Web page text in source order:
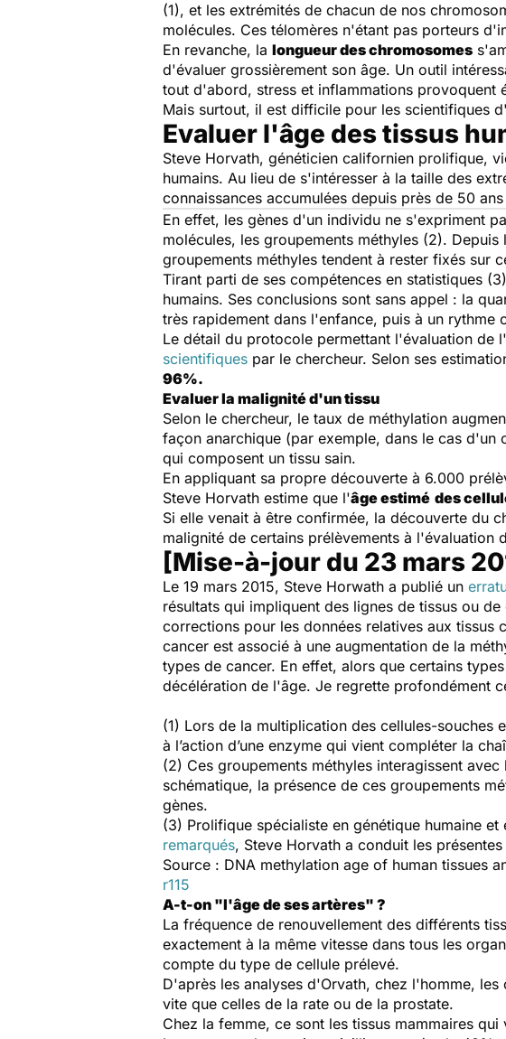
(1), et les extrémités de chacun de nos
molécules. Ces télomères n'étant pas porteurs
En revanche, la longueur des chromosomes
d'évaluer grossièrement son âge. Un outil
tout d'abord, stress et inflammations provoquent
Mais surtout, il est difficile pour les scientifiques
Evaluer l'âge des tissus
Steve Horvath, généticien californien prolifique,
humains. Au lieu de s'intéresser à la taille des
connaissances accumulées depuis près de 50
En effet, les gènes d'un individu ne s'expriment
molécules, les groupements méthyles (2).
groupements méthyles tendent à rester fixés sur
Tirant parti de ses compétences en statistiques
humains. Ses conclusions sont sans appel : la
très rapidement dans l'enfance, puis à un rythme
Le détail du protocole permettant l'évaluation de
scientifiques par le chercheur. Selon ses
96%.
Evaluer la malignité d'un tissu
Selon le chercheur, le taux de méthylation
façon anarchique (par exemple, dans le cas d'un
qui composent un tissu sain.
En appliquant sa propre découverte à 6.000
Steve Horvath estime que l'âge estimé des
Si elle venait à être confirmée, la découverte du
malignité de certains prélèvements à
[Mise-à-jour du 23 mars
Le 19 mars 2015, Steve Horwath a publié un
résultats qui impliquent des lignes de tissus ou de
corrections pour les données relatives aux tissus
cancer est associé à une augmentation de la
types de cancer. En effet, alors que certains types
décélération de l'âge. Je regrette profondément
(1) Lors de la multiplication des cellules-souches
à l’action d’une enzyme qui vient compléter la
(2) Ces groupements méthyles interagissent
schématique, la présence de ces groupements
gènes.
(3) Prolifique spécialiste en génétique humaine
remarqués, Steve Horvath a conduit les
Source : DNA methylation age of human tissues
r115
A-t-on "l'âge de ses artères" ?
La fréquence de renouvellement des différents
exactement à la même vitesse dans tous les
compte du type de cellule prélevé.
D'après les analyses d'Orvath, chez l'homme,
vite que celles de la rate ou de la prostate.
Chez la femme, ce sont les tissus mammaires